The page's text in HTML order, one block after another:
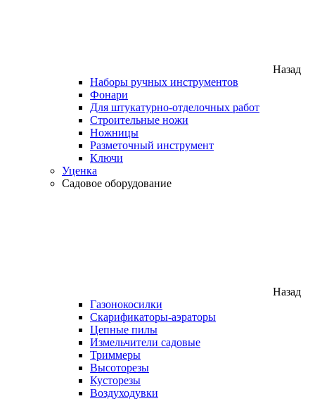
Назад
Наборы ручных инструментов
Фонари
Для штукатурно-отделочных работ
Строительные ножи
Ножницы
Разметочный инструмент
Ключи
Уценка
Садовое оборудование
Назад
Газонокосилки
Скарификаторы-аэраторы
Цепные пилы
Измельчители садовые
Триммеры
Высоторезы
Кусторезы
Воздуходувки